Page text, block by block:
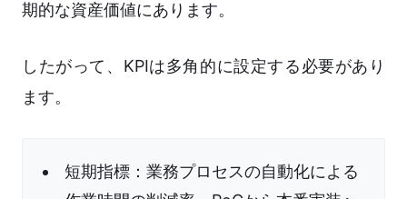
期的な資産価値にあります。
したがって、KPIは多角的に設定する必要があり
ます。
短期指標：業務プロセスの自動化による